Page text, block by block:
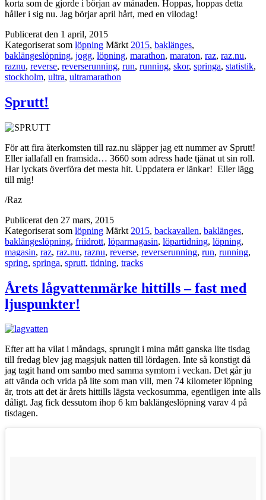
korta som de gjorde i början av månaden. Hoppas, hoppas detta
håller i sig nu. Jag börjar april hårt, med en vilodag!
Publicerat den 1 april, 2015
Kategoriserat som löpning Märkt 2015, baklänges,
baklängeslöpning, jogg, löpning, marathon, maraton, raz, raz.nu,
raznu, reverse, reverserunning, run, running, skor, springa, statistik,
stockholm, ultra, ultramarathon
Sprutt!
För att fira återkomsten till raz.nu släpper jag ett nummer av Sprutt!
Eller iallafall en framsida… 3660 som adress hade tjänat ut sin roll.
Har lyckats överföra det mesta hit. Uppdatera er länkar! Eller lägg
till mig!
/Raz
Publicerat den 27 mars, 2015
Kategoriserat som löpning Märkt 2015, backavallen, baklänges,
baklängeslöpning, friidrott, löparmagasin, löpartidning, löpning,
magasin, raz, raz.nu, raznu, reverse, reverserunning, run, running,
spring, springa, sprutt, tidning, tracks
Årets lågvattenmärke hittills – fast med
ljuspunkter!
Efter att ha vilat i måndags, sprungit i mina mått ganska lite tisdag
till fredag blev jag magsjuk natten till lördagen. Inte så konstigt då
jag tagit hand om sambo med samma symtom i veckan. Det går ju
att vända och vrida på lite som man vill, men 74 kilometer löpning
är, trots att det är årets hittills lägsta veckosumma, egentligen inte alls
dåligt. Jag fick dessutom ihop 6 km baklängeslöpning varav 4 på
tisdagen.